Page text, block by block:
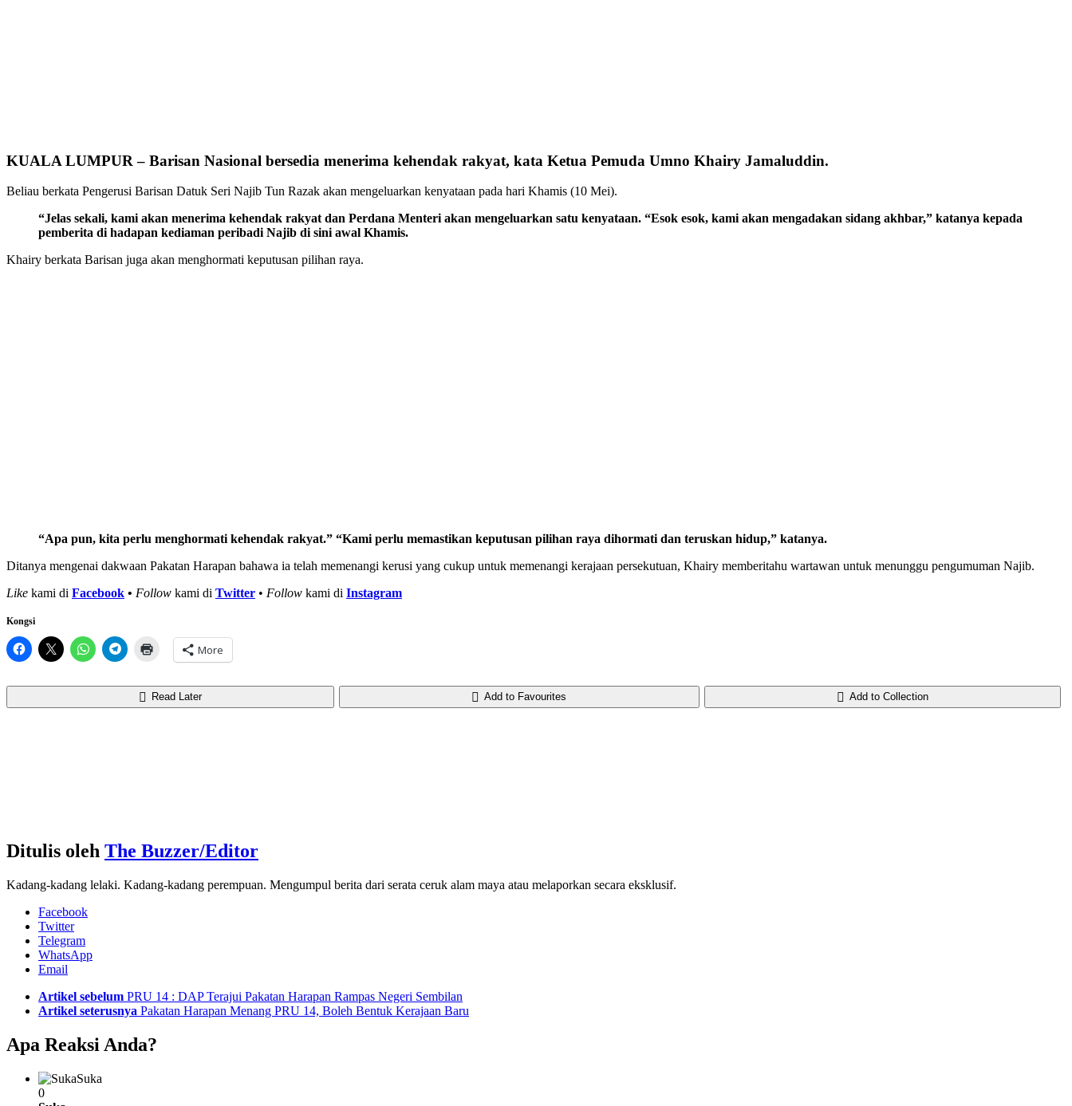
KUALA LUMPUR – Barisan Nasional bersedia menerima kehendak rakyat, kata Ketua Pemuda Umno Khairy Jamaluddin.
Beliau berkata Pengerusi Barisan Datuk Seri Najib Tun Razak akan mengeluarkan kenyataan pada hari Khamis (10 Mei).
“Jelas sekali, kami akan menerima kehendak rakyat dan Perdana Menteri akan mengeluarkan satu kenyataan. “Esok esok, kami akan mengadakan sidang akhbar,” katanya kepada
pemberita di hadapan kediaman peribadi Najib di sini awal Khamis.
Khairy berkata Barisan juga akan menghormati keputusan pilihan raya.
“Apa pun, kita perlu menghormati kehendak rakyat.” “Kami perlu memastikan keputusan pilihan raya dihormati dan teruskan hidup,” katanya.
Ditanya mengenai dakwaan Pakatan Harapan bahawa ia telah memenangi kerusi yang cukup untuk memenangi kerajaan persekutuan, Khairy memberitahu wartawan untuk menunggu pengumuman Najib.
Like kami di Facebook • Follow kami di Twitter • Follow kami di Instagram
Kongsi
More
Read Later Add to Favourites Add to Collection
Ditulis oleh The Buzzer/Editor
Kadang-kadang lelaki. Kadang-kadang perempuan. Mengumpul berita dari serata ceruk alam maya atau melaporkan secara eksklusif.
Facebook
Twitter
Telegram
WhatsApp
Email
more
Artikel sebelum PRU 14 : DAP Terajui Pakatan Harapan Rampas Negeri Sembilan
Artikel seterusnya Pakatan Harapan Menang PRU 14, Boleh Bentuk Kerajaan Baru
Apa Reaksi Anda?
Suka
0